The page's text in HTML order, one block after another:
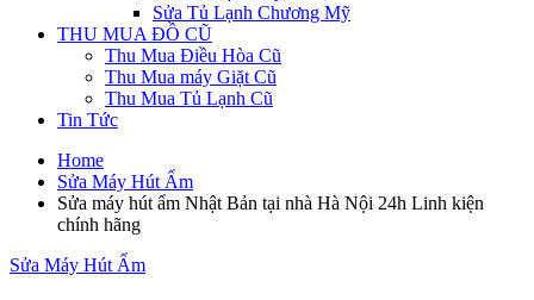
Sửa Tủ Lạnh Chương Mỹ
THU MUA ĐỒ CŨ
Thu Mua Điều Hòa Cũ
Thu Mua máy Giặt Cũ
Thu Mua Tủ Lạnh Cũ
Tin Tức
Home
Sửa Máy Hút Ẩm
Sửa máy hút ẩm Nhật Bản tại nhà Hà Nội 24h Linh kiện
chính hãng
Sửa Máy Hút Ẩm